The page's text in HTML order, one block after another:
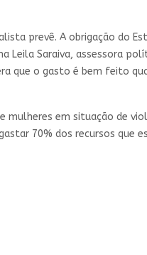
prevê. A obrigação do
Leila Saraiva, assessora
que o gasto é bem feito
mulheres em situação de
70% dos recursos que